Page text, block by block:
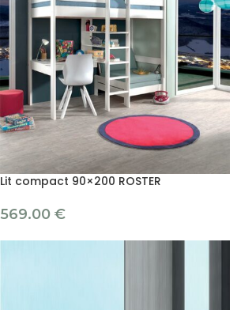
Lit compact 90×200 ROSTER
569.00 €